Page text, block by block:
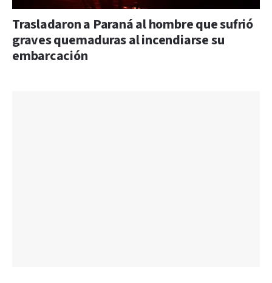
Trasladaron a Paraná al hombre que sufrió
graves quemaduras al incendiarse su
embarcación